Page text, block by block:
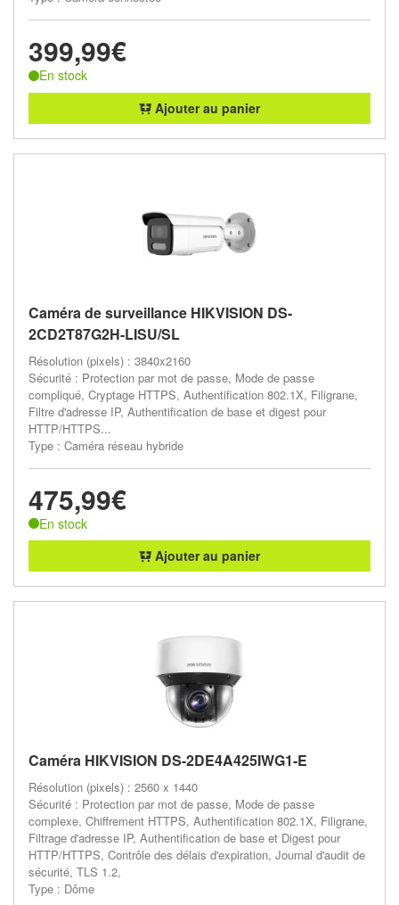
399,99€
En stock
Ajouter au panier
Caméra de surveillance HIKVISION DS-
2CD2T87G2H-LISU/SL
Résolution (pixels) : 3840x2160
Sécurité : Protection par mot de passe, Mode de passe
compliqué, Cryptage HTTPS, Authentification 802.1X, Filigrane,
Filtre d'adresse IP, Authentification de base et digest pour
HTTP/HTTPS...
Type : Caméra réseau hybride
475,99€
En stock
Ajouter au panier
Caméra HIKVISION DS-2DE4A425IWG1-E
Résolution (pixels) : 2560 x 1440
Sécurité : Protection par mot de passe, Mode de passe
complexe, Chiffrement HTTPS, Authentification 802.1X, Filigrane,
Filtrage d'adresse IP, Authentification de base et Digest pour
HTTP/HTTPS, Contrôle des délais d'expiration, Journal d'audit de
sécurité, TLS 1.2,
Type : Dôme